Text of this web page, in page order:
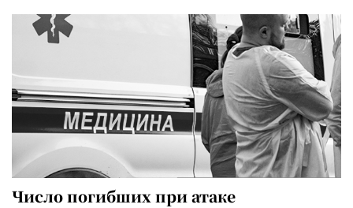
Число погибших при атаке